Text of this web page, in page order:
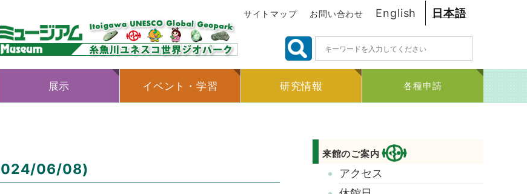
サイトマップ お問い合わせ English
日本語
索:
展示 イベント・学習 研究情報 各種申請
06/08)
来館のご案内
アクセス